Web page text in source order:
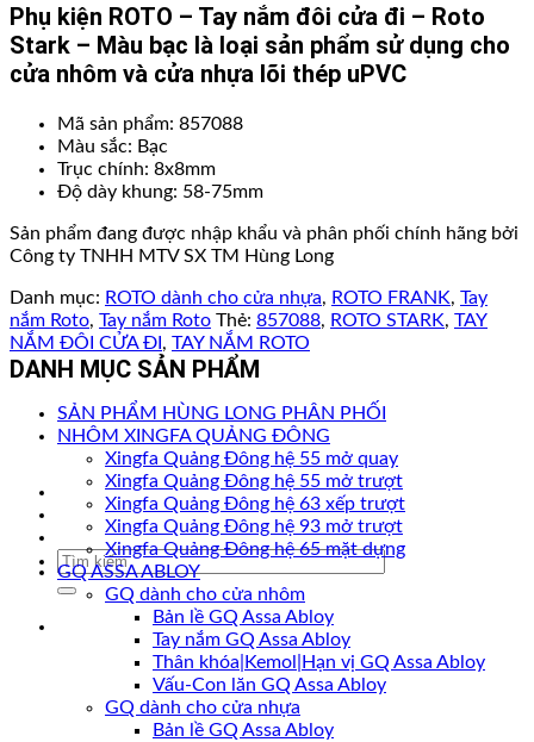
Khuyến mãi
Liên hệ
Tin tức
Tìm
kiếm:
Phụ kiện ROTO – Tay nắm đôi cửa đi – Roto
Stark – Màu bạc là loại sản phẩm sử dụng cho
cửa nhôm và cửa nhựa lõi thép uPVC
Mã sản phẩm: 857088
Màu sắc: Bạc
Trục chính: 8x8mm
Độ dày khung: 58-75mm
Sản phẩm đang được nhập khẩu và phân phối chính hãng bởi
Công ty TNHH MTV SX TM Hùng Long
Danh mục: ROTO dành cho cửa nhựa, ROTO FRANK, Tay
nắm Roto, Tay nắm Roto Thẻ: 857088, ROTO STARK, TAY
NẮM ĐÔI CỬA ĐI , TAY NẮM ROTO
DANH MỤC SẢN PHẨM
SẢN PHẨM HÙNG LONG PHÂN PHỐI
NHÔM XINGFA QUẢNG ĐÔNG
Xingfa Quảng Đông hệ 55 mở quay
Xingfa Quảng Đông hệ 55 mở trượt
Xingfa Quảng Đông hệ 63 xếp trượt
Xingfa Quảng Đông hệ 93 mở trượt
Xingfa Quảng Đông hệ 65 mặt dựng
GQ ASSA ABLOY
GQ dành cho cửa nhôm
Bản lề GQ Assa Abloy
Tay nắm GQ Assa Abloy
Thân khóa|Kemol|Hạn vị GQ Assa Abloy
Vấu-Con lăn GQ Assa Abloy
GQ dành cho cửa nhựa
Bản lề GQ Assa Abloy